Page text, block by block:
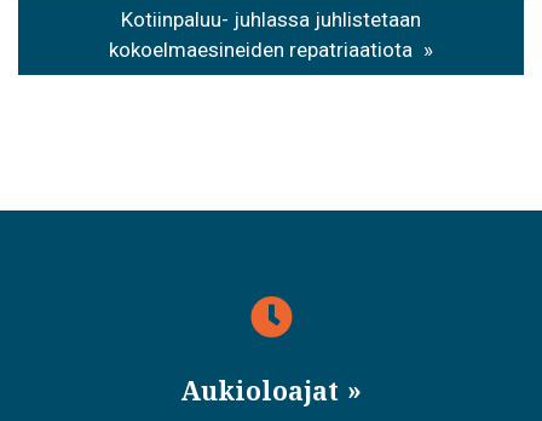
Kotiinpaluu- juhlassa juhlistetaan
kokoelmaesineiden repatriaatiota
Aukioloajat